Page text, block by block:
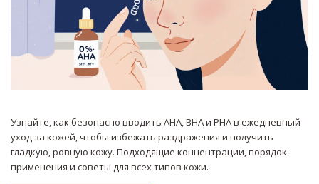
Узнайте, как безопасно вводить AHA, BHA и PHA в ежедневный
уход за кожей, чтобы избежать раздражения и получить
гладкую, ровную кожу. Подходящие концентрации, порядок
применения и советы для всех типов кожи.